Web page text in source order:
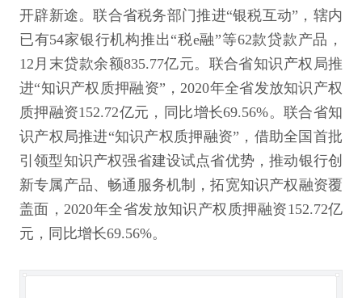
开辟新途。联合省税务部门推进“银税互动”，辖内
已有54家银行机构推出“税e融”等62款贷款产品，
12月末贷款余额835.77亿元。联合省知识产权局推
进“知识产权质押融资”，2020年全省发放知识产权
质押融资152.72亿元，同比增长69.56%。联合省知
识产权局推进“知识产权质押融资”，借助全国首批
引领型知识产权强省建设试点省优势，推动银行创
新专属产品、畅通服务机制，拓宽知识产权融资覆
盖面，2020年全省发放知识产权质押融资152.72亿
元，同比增长69.56%。